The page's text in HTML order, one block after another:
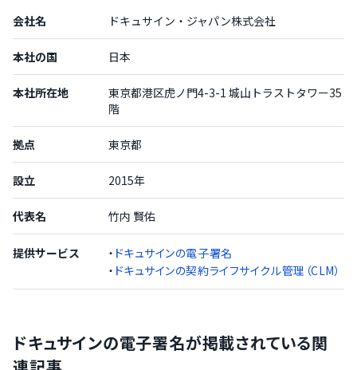
会社名 ドキュサイン・ジャパン株式会社
本社の国 日本
本社所在地
東京都港区虎ノ門4-3-1 城山トラストタワー35
階
拠点 東京都
設立 2015年
代表名 竹内 賢佑
提供サービス ・ ドキュサインの電子署名
・ ドキュサインの契約ライフサイクル管理（CLM）
ドキュサインの電子署名が掲載されている関